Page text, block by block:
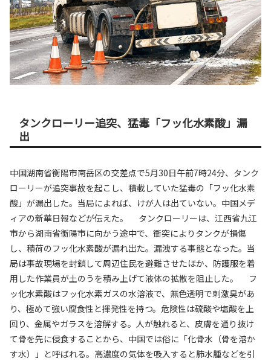
タンクローリー追突、猛毒「フッ化水素酸」漏
出
中国湖南省衡陽市南岳区の交差点で5月30日午前7時24分、タンク
ローリーが追突事故を起こし、積載していた猛毒の「フッ化水素
酸」が漏出した。当局によれば、けが人は出ていない。中国メデ
ィアの新華日報などが伝えた。 タンクローリーは、江西省九江
市から湖南省衡陽市に向かう途中で、衝突によりタンクが損傷
し、積荷のフッ化水素酸が漏れ出た。漏洩する事態となった。当
局は事故現場を封鎖して周辺住民を避難させたほか、防護服を着
用した作業員が土のうを積み上げて液体の拡散を阻止した。 フ
ッ化水素酸はフッ化水素ガスの水溶液で、無色透明で刺激臭があ
り、極めて強い腐食性と揮発性を持つ。危険性は硫酸や塩酸を上
回り、金属やガラスを溶解する。人が触れると、皮膚を通り抜け
て骨を先に侵食することから、中国では俗に「化骨水（骨を溶か
す水）」と呼ばれる。高濃度の気体を吸入すると肺水腫などを引